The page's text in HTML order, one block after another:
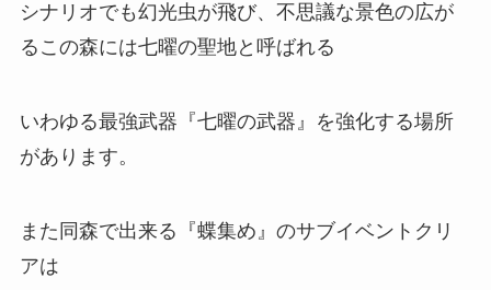
シナリオでも幻光虫が飛び、不思議な景色の広が
るこの森には七曜の聖地と呼ばれる
いわゆる最強武器『七曜の武器』を強化する場所
があります。
また同森で出来る『蝶集め』のサブイベントクリ
アは